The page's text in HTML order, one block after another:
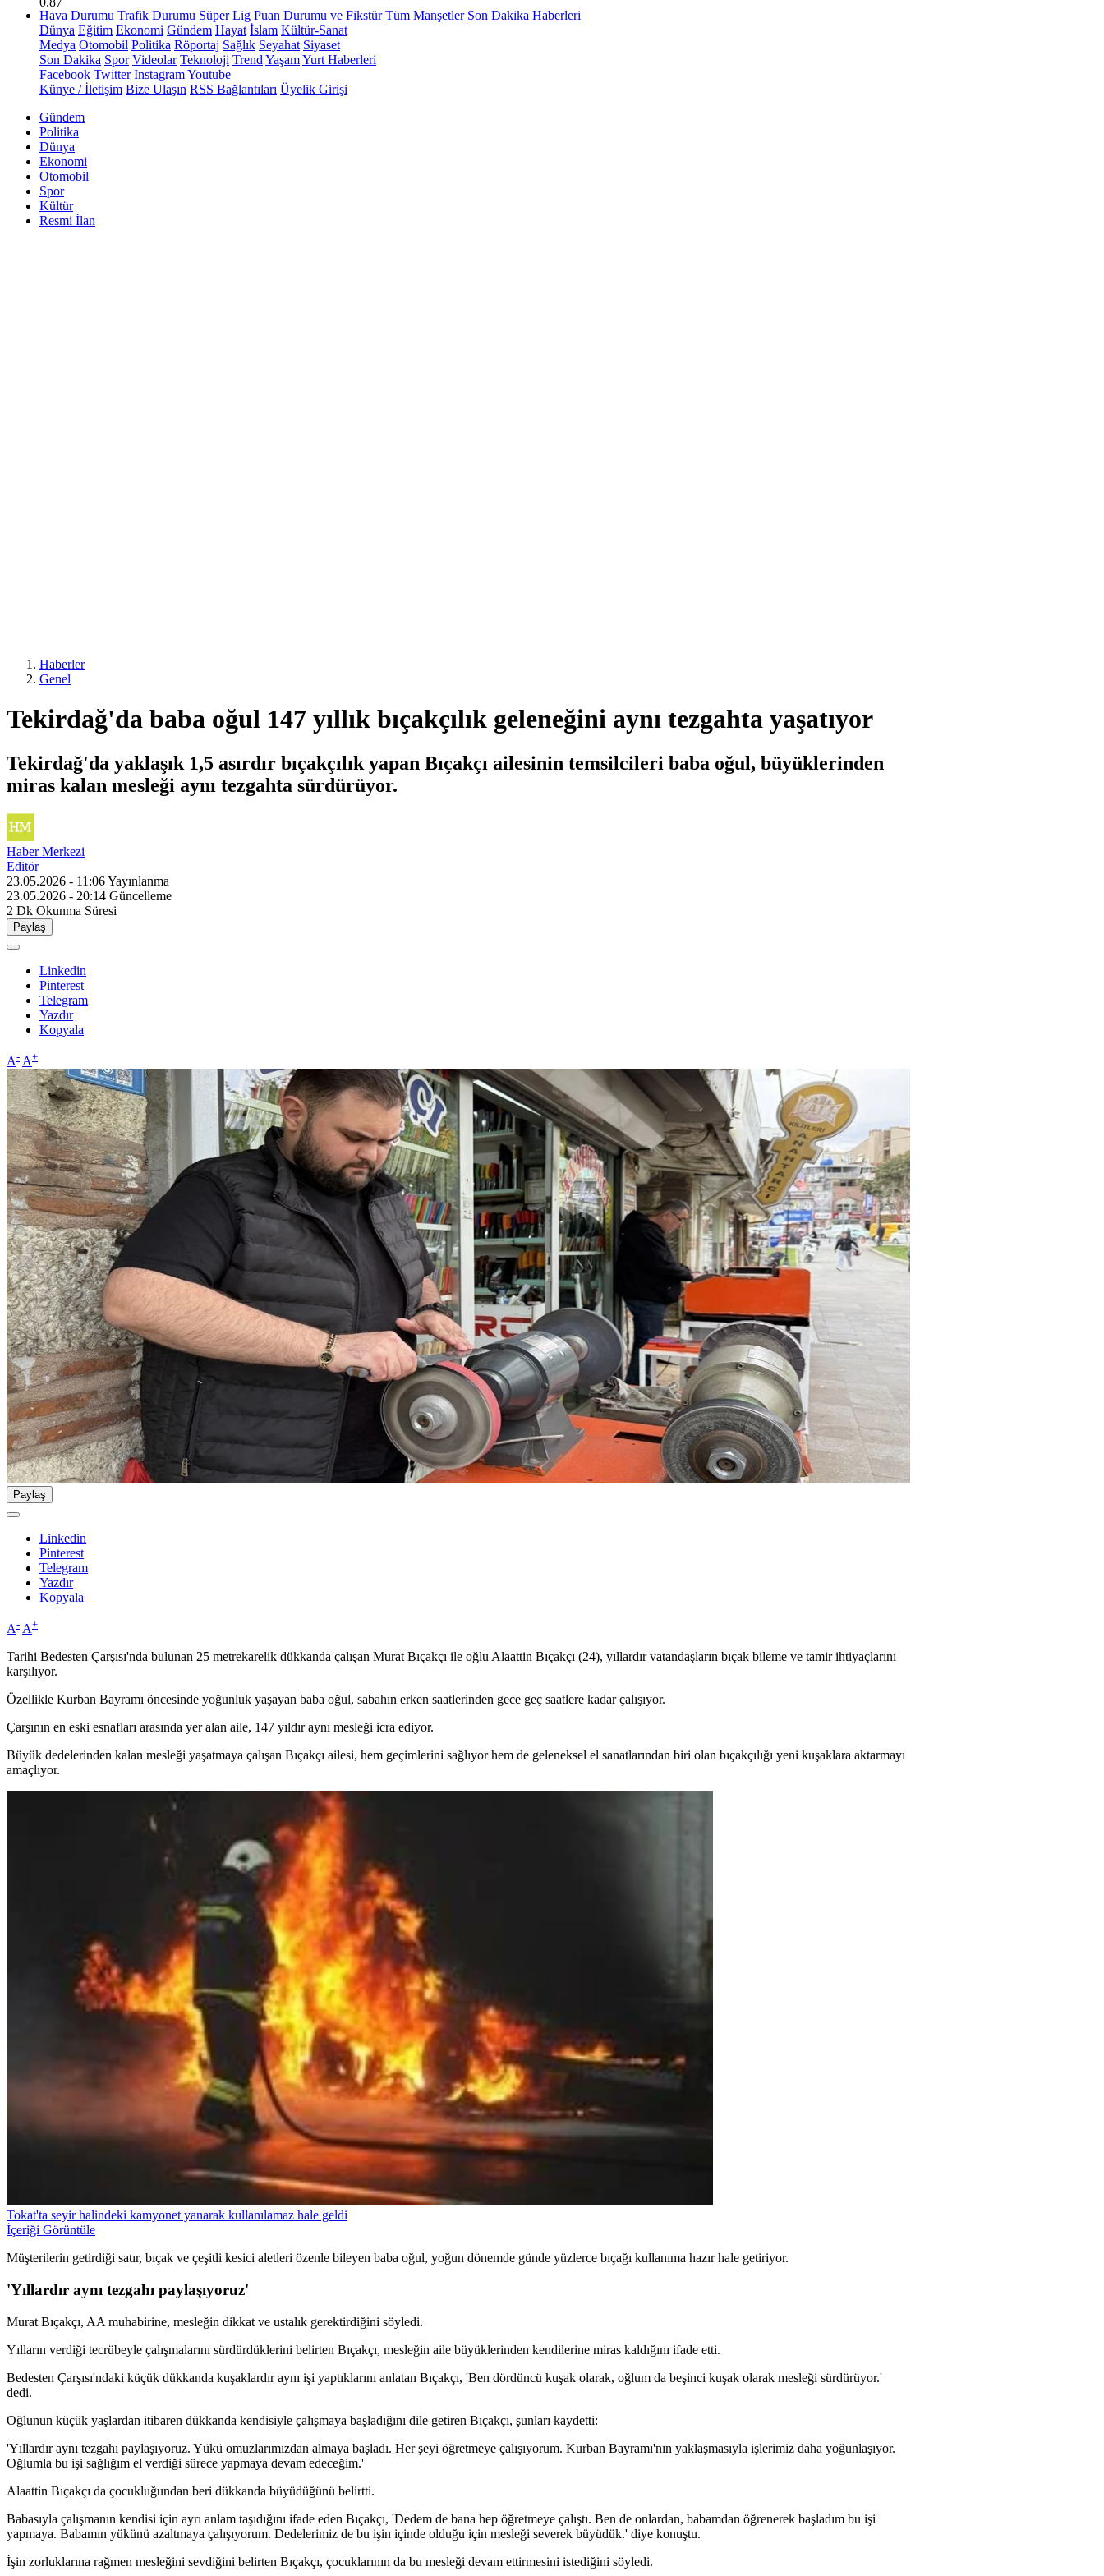
Hava Durumu Trafik Durumu Süper Lig Puan Durumu ve Fikstür Tüm Manşetler Son Dakika Haberleri
Dünya Eğitim Ekonomi Gündem Hayat İslam Kültür-Sanat
Medya Otomobil Politika Röportaj Sağlık Seyahat Siyaset
Son Dakika Spor Videolar Teknoloji Trend YaşamYurt Haberleri
Facebook Twitter InstagramYoutube
Künye / İletişim Bize Ulaşın RSS Bağlantıları Üyelik Girişi
Gündem
Politika
Dünya
Ekonomi
Otomobil
Spor
Kültür
Resmi İlan
Haberler
Genel
Tekirdağ'da baba oğul 147 yıllık bıçakçılık geleneğini aynı tezgahta yaşatıyor
Tekirdağ'da yaklaşık 1,5 asırdır bıçakçılık yapan Bıçakçı ailesinin temsilcileri baba oğul, büyüklerinden
miras kalan mesleği aynı tezgahta sürdürüyor.
Haber Merkezi
Editör
23.05.2026 - 11:06Yayınlanma
23.05.2026 - 20:14 Güncelleme
2 Dk Okunma Süresi
Paylaş
Linkedin
Pinterest
Telegram
Yazdır
Kopyala
A- A+
Paylaş
Linkedin
Pinterest
Telegram
Yazdır
Kopyala
A- A+
Tarihi Bedesten Çarşısı'nda bulunan 25 metrekarelik dükkanda çalışan Murat Bıçakçı ile oğlu Alaattin Bıçakçı (24), yıllardır vatandaşların bıçak bileme ve tamir ihtiyaçlarını
karşılıyor.
Özellikle Kurban Bayramı öncesinde yoğunluk yaşayan baba oğul, sabahın erken saatlerinden gece geç saatlere kadar çalışıyor.
Çarşının en eski esnafları arasında yer alan aile, 147 yıldır aynı mesleği icra ediyor.
Büyük dedelerinden kalan mesleği yaşatmaya çalışan Bıçakçı ailesi, hem geçimlerini sağlıyor hem de geleneksel el sanatlarından biri olan bıçakçılığı yeni kuşaklara aktarmayı
amaçlıyor.
Tokat'ta seyir halindeki kamyonet yanarak kullanılamaz hale geldi
İçeriği Görüntüle
Müşterilerin getirdiği satır, bıçak ve çeşitli kesici aletleri özenle bileyen baba oğul, yoğun dönemde günde yüzlerce bıçağı kullanıma hazır hale getiriyor.
'Yıllardır aynı tezgahı paylaşıyoruz'
Murat Bıçakçı, AA muhabirine, mesleğin dikkat ve ustalık gerektirdiğini söyledi.
Yılların verdiği tecrübeyle çalışmalarını sürdürdüklerini belirten Bıçakçı, mesleğin aile büyüklerinden kendilerine miras kaldığını ifade etti.
Bedesten Çarşısı'ndaki küçük dükkanda kuşaklardır aynı işi yaptıklarını anlatan Bıçakçı, 'Ben dördüncü kuşak olarak, oğlum da beşinci kuşak olarak mesleği sürdürüyor.'
dedi.
Oğlunun küçük yaşlardan itibaren dükkanda kendisiyle çalışmaya başladığını dile getiren Bıçakçı, şunları kaydetti:
'Yıllardır aynı tezgahı paylaşıyoruz. Yükü omuzlarımızdan almaya başladı. Her şeyi öğretmeye çalışıyorum. Kurban Bayramı'nın yaklaşmasıyla işlerimiz daha yoğunlaşıyor.
Oğlumla bu işi sağlığım el verdiği sürece yapmaya devam edeceğim.'
Alaattin Bıçakçı da çocukluğundan beri dükkanda büyüdüğünü belirtti.
Babasıyla çalışmanın kendisi için ayrı anlam taşıdığını ifade eden Bıçakçı, 'Dedem de bana hep öğretmeye çalıştı. Ben de onlardan, babamdan öğrenerek başladım bu işi
yapmaya. Babamın yükünü azaltmaya çalışıyorum. Dedelerimiz de bu işin içinde olduğu için mesleği severek büyüdük.' diye konuştu.
İşin zorluklarına rağmen mesleğini sevdiğini belirten Bıçakçı, çocuklarının da bu mesleği devam ettirmesini istediğini söyledi.